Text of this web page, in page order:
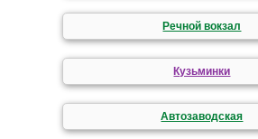
Речной вокзал
Кузьминки
Автозаводская